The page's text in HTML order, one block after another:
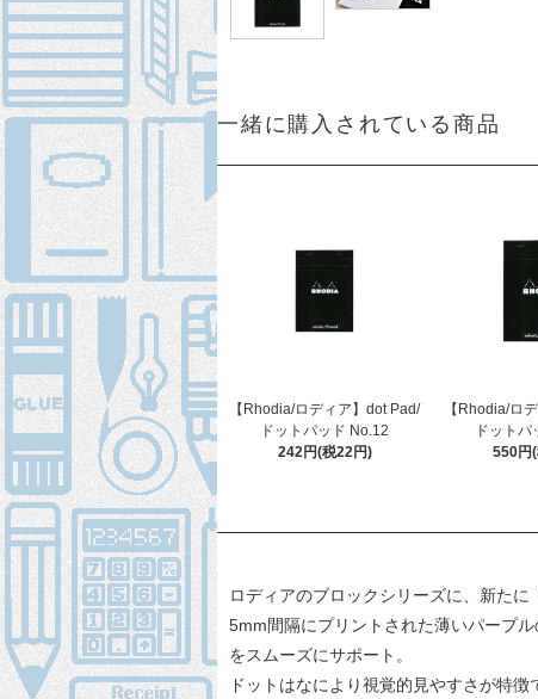
一緒に購入されている商品
【Rhodia/ロディア】dot Pad/
ドットパッド No.12
242円(税22円)
【Rhodia/ロ
ドット
550円
ロディアのブロックシリーズに、新たに
5mm間隔にプリントされた薄いパープ
をスムーズにサポート。
ドットはなにより視覚的見やすさが特